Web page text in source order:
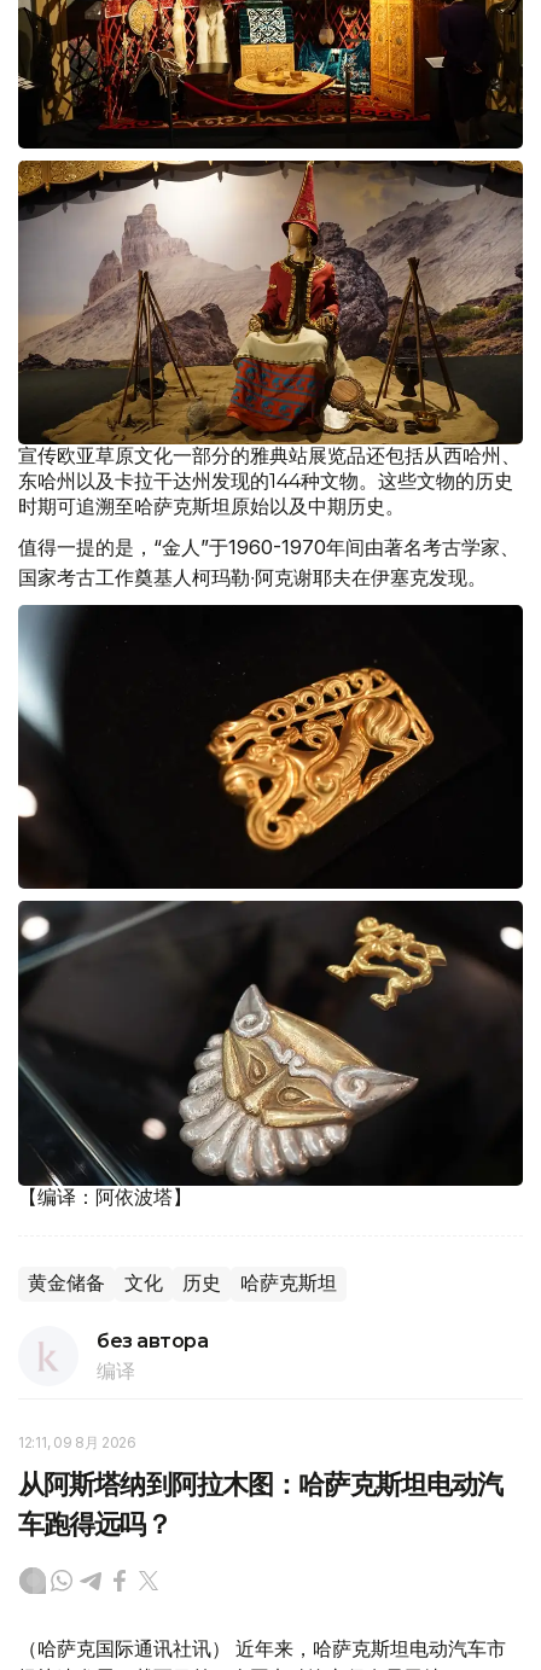
宣传欧亚草原文化一部分的雅典站展览品还包括从西哈州、
东哈州以及卡拉干达州发现的144种文物。这些文物的历史
时期可追溯至哈萨克斯坦原始以及中期历史。
值得一提的是，“金人”于1960-1970年间由著名考古学家、
国家考古工作奠基人柯玛勒∙阿克谢耶夫在伊塞克发现。
【编译：阿依波塔】
黄金储备 文化 历史 哈萨克斯坦
без автора
编译
12:11, 09 8月 2026
从阿斯塔纳到阿拉木图：哈萨克斯坦电动汽
车跑得远吗？
（哈萨克国际通讯社讯） 近年来，哈萨克斯坦电动汽车市